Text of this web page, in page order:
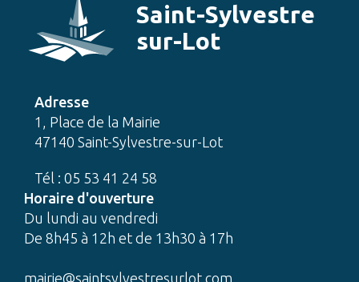
Saint-Sylvestre
sur-Lot
Adresse
1, Place de la Mairie
47140 Saint-Sylvestre-sur-Lot
Tél : 05 53 41 24 58
Horaire d'ouverture
Du lundi au vendredi
De 8h45 à 12h et de 13h30 à 17h
mairie@saintsylvestresurlot.com